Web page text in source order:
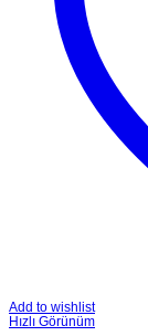
Add to wishlist
Hızlı Görünüm